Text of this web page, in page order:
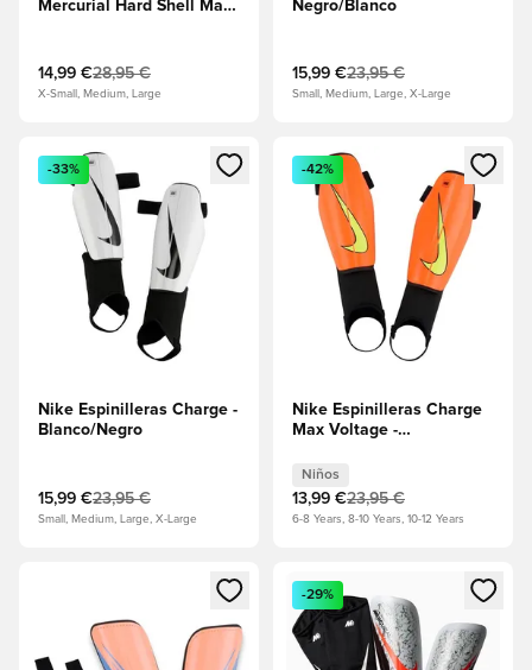
Mercurial Hard Shell Mad
14,99 €28,95 €
X-Small, Medium, Large
Negro/Blanco
15,99 €23,95 €
Small, Medium, Large, X-Large
Abre un modal para iniciar sesión o registrarse como
-33%
Nike Espinilleras Charge -
Blanco/Negro
15,99 €23,95 €
Small, Medium, Large, X-Large
Abre un modal para iniciar
-42%
Nike Espinilleras Charge
Max Voltage -
Niños
13,99 €23,95 €
6-8 Years, 8-10 Years, 10-12 Years
Abre un modal para iniciar sesión o registrarse como
Abre un modal para iniciar
-29%